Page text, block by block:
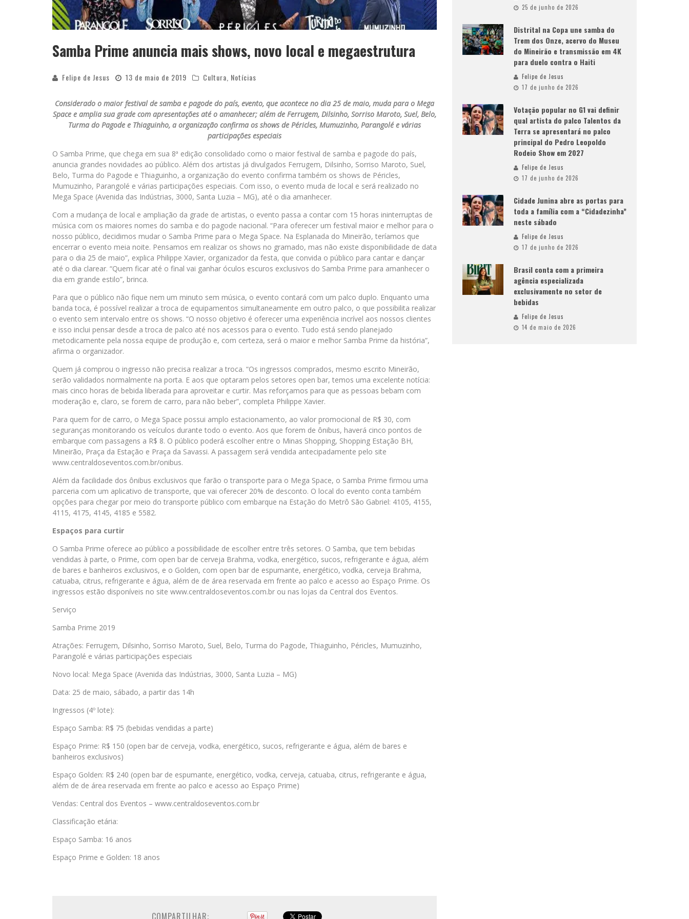
Samba Prime anuncia mais shows, novo local e megaestrutura
Felipe de Jesus 13 de maio de 2019 Cultura Notícias
Considerado o maior festival de samba e pagode do país, evento, que acontece no dia 25 de maio, muda para o Mega
Space e amplia sua grade com apresentações até o amanhecer; além de Ferrugem, Dilsinho, Sorriso Maroto, Suel, Belo,
Turma do Pagode e Thiaguinho, a organização confirma os shows de Péricles, Mumuzinho, Parangolé e várias
participações especiais
O Samba Prime, que chega em sua 8ª edição consolidado como o maior festival de samba e pagode do país,
anuncia grandes novidades ao público. Além dos artistas já divulgados Ferrugem, Dilsinho, Sorriso Maroto, Suel,
Belo, Turma do Pagode e Thiaguinho, a organização do evento confirma também os shows de Péricles,
Mumuzinho, Parangolé e várias participações especiais. Com isso, o evento muda de local e será realizado no
Mega Space (Avenida das Indústrias, 3000, Santa Luzia – MG), até o dia amanhecer.
Com a mudança de local e ampliação da grade de artistas, o evento passa a contar com 15 horas ininterruptas de
música com os maiores nomes do samba e do pagode nacional. “Para oferecer um festival maior e melhor para o
nosso público, decidimos mudar o Samba Prime para o Mega Space. Na Esplanada do Mineirão, teríamos que
encerrar o evento meia noite. Pensamos em realizar os shows no gramado, mas não existe disponibilidade de data
para o dia 25 de maio”, explica Philippe Xavier, organizador da festa, que convida o público para cantar e dançar
até o dia clarear. “Quem ficar até o final vai ganhar óculos escuros exclusivos do Samba Prime para amanhecer o
dia em grande estilo”, brinca.
Para que o público não fique nem um minuto sem música, o evento contará com um palco duplo. Enquanto uma
banda toca, é possível realizar a troca de equipamentos simultaneamente em outro palco, o que possibilita realizar
o evento sem intervalo entre os shows. “O nosso objetivo é oferecer uma experiência incrível aos nossos clientes
e isso inclui pensar desde a troca de palco até nos acessos para o evento. Tudo está sendo planejado
metodicamente pela nossa equipe de produção e, com certeza, será o maior e melhor Samba Prime da história”,
afirma o organizador.
Quem já comprou o ingresso não precisa realizar a troca. “Os ingressos comprados, mesmo escrito Mineirão,
serão validados normalmente na porta. E aos que optaram pelos setores open bar, temos uma excelente notícia:
mais cinco horas de bebida liberada para aproveitar e curtir. Mas reforçamos para que as pessoas bebam com
moderação e, claro, se forem de carro, para não beber”, completa Philippe Xavier.
Para quem for de carro, o Mega Space possui amplo estacionamento, ao valor promocional de R$ 30, com
seguranças monitorando os veículos durante todo o evento. Aos que forem de ônibus, haverá cinco pontos de
embarque com passagens a R$ 8. O público poderá escolher entre o Minas Shopping, Shopping Estação BH,
Mineirão, Praça da Estação e Praça da Savassi. A passagem será vendida antecipadamente pelo site
www.centraldoseventos.com.br/onibus.
Além da facilidade dos ônibus exclusivos que farão o transporte para o Mega Space, o Samba Prime firmou uma
parceria com um aplicativo de transporte, que vai oferecer 20% de desconto. O local do evento conta também
opções para chegar por meio do transporte público com embarque na Estação do Metrô São Gabriel: 4105, 4155,
4115, 4175, 4145, 4185 e 5582.
Espaços para curtir
O Samba Prime oferece ao público a possibilidade de escolher entre três setores. O Samba, que tem bebidas
vendidas à parte, o Prime, com open bar de cerveja Brahma, vodka, energético, sucos, refrigerante e água, além
de bares e banheiros exclusivos, e o Golden, com open bar de espumante, energético, vodka, cerveja Brahma,
catuaba, citrus, refrigerante e água, além de de área reservada em frente ao palco e acesso ao Espaço Prime. Os
ingressos estão disponíveis no site www.centraldoseventos.com.br ou nas lojas da Central dos Eventos.
Serviço
Samba Prime 2019
Atrações: Ferrugem, Dilsinho, Sorriso Maroto, Suel, Belo, Turma do Pagode, Thiaguinho, Péricles, Mumuzinho,
Parangolé e várias participações especiais
Novo local: Mega Space (Avenida das Indústrias, 3000, Santa Luzia – MG)
Data: 25 de maio, sábado, a partir das 14h
Ingressos (4º lote):
Espaço Samba: R$ 75 (bebidas vendidas a parte)
Espaço Prime: R$ 150 (open bar de cerveja, vodka, energético, sucos, refrigerante e água, além de bares e
banheiros exclusivos)
Espaço Golden: R$ 240 (open bar de espumante, energético, vodka, cerveja, catuaba, citrus, refrigerante e água,
além de de área reservada em frente ao palco e acesso ao Espaço Prime)
Vendas: Central dos Eventos – www.centraldoseventos.com.br
Classificação etária:
Espaço Samba: 16 anos
Espaço Prime e Golden: 18 anos
COMPARTILHAR:
25 de junho de 2026
Distrital na Copa une samba do
Trem dos Onze, acervo do Museu
do Mineirão e transmissão em 4K
para duelo contra o Haiti
Felipe de Jesus
17 de junho de 2026
Votação popular no G1 vai definir
qual artista do palco Talentos da
Terra se apresentará no palco
principal do Pedro Leopoldo
Rodeio Show em 2027
Felipe de Jesus
17 de junho de 2026
Cidade Junina abre as portas para
toda a família com a “Cidadezinha”
neste sábado
Felipe de Jesus
17 de junho de 2026
Brasil conta com a primeira
agência especializada
exclusivamente no setor de
bebidas
Felipe de Jesus
14 de maio de 2026